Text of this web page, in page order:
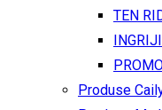
TEN
Produse